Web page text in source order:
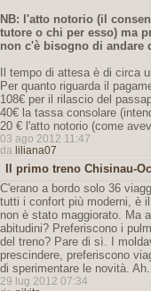
NB: l'atto notorio (il
tutore o chi per esso) ma
non c'è bisogno di andare
Il tempo di attesa è di circa
Per quanto riguarda il
108€ per il rilascio del
40€ la tassa consolare
20 € l'atto notorio (come
03 ago 2012 11:47
da liliana07
Il primo treno Chisinau-
C'erano a bordo solo 36
tutti i confort più moderni, è
non è stato maggiorato. Ma
abitudini? Preferiscono i
del treno? Pare di sì. I
prescindere, preferiscono
di sperimentare le novità.
29 lug 2012 07:34